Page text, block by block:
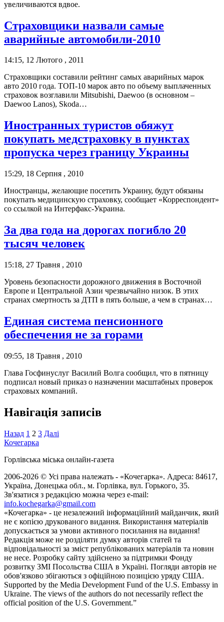
увеличиваются вдвое.
Страховщики назвали самые
аварийные автомобили-2010
14:15, 12 Лютого , 2011
Страховщики составили рейтинг самых аварийных марок
авто 2010 года. ТОП-10 марок авто по объему выплаченных
страховок возглавили Mitsubishi, Daewoo (в основном –
Daewoo Lanos), Skoda…
Иностранных туристов обяжут
покупать медстраховку в пунктах
пропуска через границу Украины
15:29, 18 Серпня , 2010
Иностранцы, желающие посетить Украину, будут обязаны
покупать медицинскую страховку, сообщает «Корреспондент»
со ссылкой на Интерфакс-Украина.
За два года на дорогах погибло 20
тысяч человек
15:18, 27 Травня , 2010
Уровень безопасности дорожного движения в Восточной
Европе и Центральной Азии чрезвычайно низок. В этих
странах смертность за ДТП в пять больше, а чем в странах…
Единая система пенсионного
обеспечения не за горами
09:55, 18 Травня , 2010
Глава Госфинуслуг Василий Волга сообщил, что в пятницу
подписал новый приказ о назначении масштабных проверок
страховых компаний.
Навігація записів
Назад 1 2 3 Далі
Кочегарка
Горлівська міська онлайн-газета
2006-2026 © Усі права належать - «Кочегарка». Адреса: 84617,
Україна, Донецька обл., м. Горлівка, вул. Горького, 35.
Зв'язатися з редакцією можна через e-mail:
info.kochegarka@gmail.com
«Кочегарка» - це незалежний інформаційний майданчик, який
не є копією друкованого видання. Використання матеріалів
допускається за умови активного посилання на видання!
Редакція може не розділяти думку авторів статей та
відповідальності за зміст републікованих матеріалів та новин
не несе. Розробку сайту здійснено за підтримки Фонду
розвитку ЗМІ Посольства США в Україні. Погляди авторів не
обов'язково збігаються з офіційною позицією уряду США.
Supported by the Media Development Fund of the U.S. Embassy in
Ukraine. The views of the authors do not necessarily reflect the
official position of the U.S. Government.”